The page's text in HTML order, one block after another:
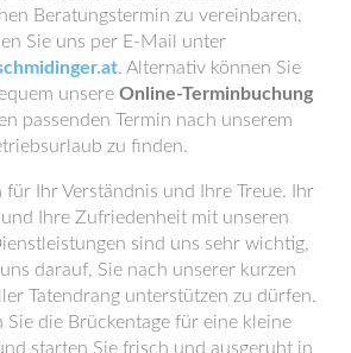
Beratungstermin zu vereinbaren,
Sie uns per E-Mail unter
. Alternativ können Sie
unsere Online-Terminbuchung
passenden Termin nach unserem
zu finden.
Ihr Verständnis und Ihre Treue. Ihr
Ihre Zufriedenheit mit unseren
sind uns sehr wichtig,
darauf, Sie nach unserer kurzen
Tatendrang unterstützen zu dürfen.
Sie die Brückentage für eine kleine
starten Sie frisch und ausgeruht in